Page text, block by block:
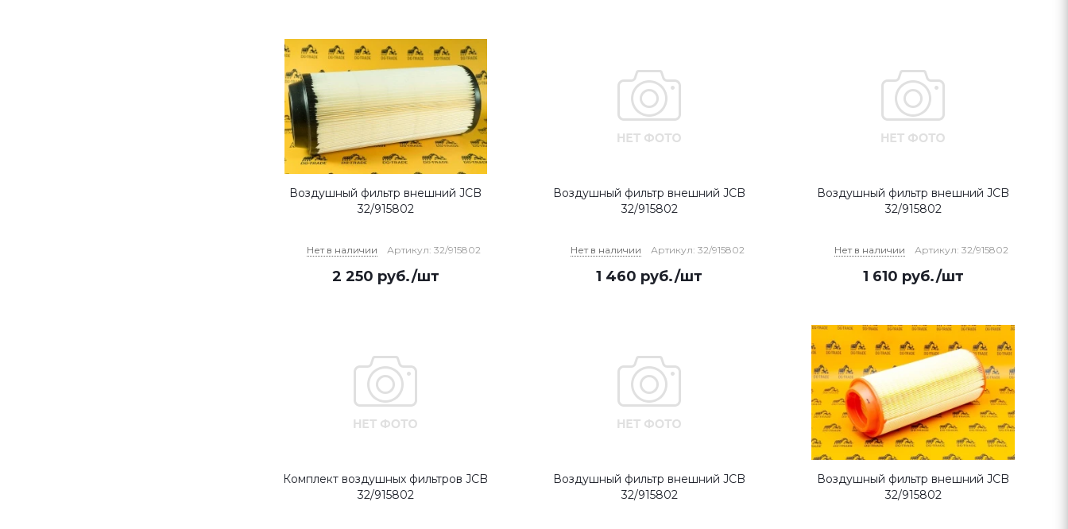
Воздушный фильтр внешний JCB
32/915802
Нет в наличии Артикул: 32/915802
2 250 руб./шт
Воздушный фильтр внешний JCB
32/915802
Нет в наличии Артикул: 32/915802
1 460 руб./шт
Воздушный фильтр внешний JCB
32/915802
Нет в наличии Артикул: 32/915802
1 610 руб./шт
Комплект воздушных фильтров JCB
32/915802
Воздушный фильтр внешний JCB
32/915802
Воздушный фильтр внешний JCB
32/915802